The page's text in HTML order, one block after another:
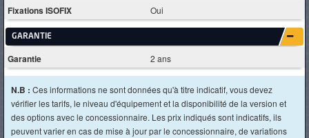
Fixations ISOFIX Oui
GARANTIE
Garantie 2 ans
N.B : Ces informations ne sont données qu'à titre indicatif, vous devez
vérifier les tarifs, le niveau d'équipement et la disponibilité de la version et
des options avec le concessionnaire. Les prix indiqués sont indicatifs, ils
peuvent varier en cas de mise à jour par le concessionnaire, de variations